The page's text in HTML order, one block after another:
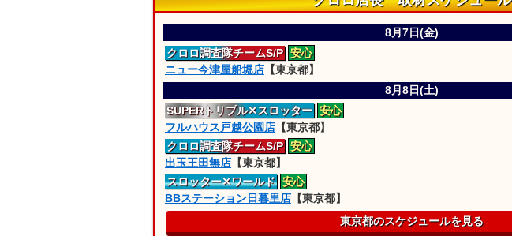
8月7日(金)
クロロ調査隊チームS/P 安心
ニュー今津屋船堀店 【東京都】
8月8日(土)
SUPERトリプル✕スロッター 安心
フルハウス戸越公園店 【東京都】
クロロ調査隊チームS/P 安心
出玉王田無店 【東京都】
スロッター✕ワールド 安心
BBステーション日暮里店 【東京都】
東京都のスケジュールを見る